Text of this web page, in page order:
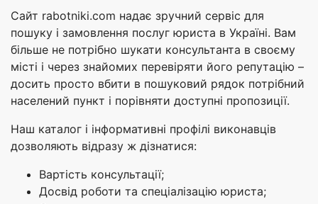
Сайт rabotniki.com надає зручний сервіс для
пошуку і замовлення послуг юриста в Україні. Вам
більше не потрібно шукати консультанта в своєму
місті і через знайомих перевіряти його репутацію –
досить просто вбити в пошуковий рядок потрібний
населений пункт і порівняти доступні пропозиції.
Наш каталог і інформативні профілі виконавців
дозволяють відразу ж дізнатися:
Вартість консультації;
Досвід роботи та спеціалізацію юриста;